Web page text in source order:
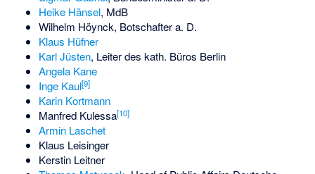
Heike Hänsel, MdB
Wilhelm Höynck, Botschafter a. D.
Klaus Hüfner
Karl Jüsten, Leiter des kath. Büros Berlin
Angela Kane
Inge Kaul[9]
Karin Kortmann
Manfred Kulessa[10]
Armin Laschet
Klaus Leisinger
Kerstin Leitner